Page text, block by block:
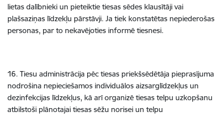
lietas dalībnieki un pieteiktie tiesas sēdes klausītāji vai
plašsaziņas līdzekļu pārstāvji. Ja tiek konstatētas nepiederošas
personas, par to nekavējoties informē tiesnesi.
16. Tiesu administrācija pēc tiesas priekšsēdētāja pieprasījuma
nodrošina nepieciešamos individuālos aizsarglīdzekļus un
dezinfekcijas līdzekļus, kā arī organizē tiesas telpu uzkopšanu
atbilstoši plānotajai tiesas sēžu norisei un telpu